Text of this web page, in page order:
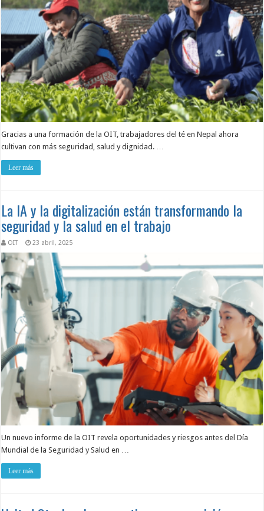
Gracias a una formación de la OIT, trabajadores del té en Nepal ahora
cultivan con más seguridad, salud y dignidad. …
Leer más
La IA y la digitalización están transformando la
seguridad y la salud en el trabajo
OIT 23 abril, 2025
Un nuevo informe de la OIT revela oportunidades y riesgos antes del Día
Mundial de la Seguridad y Salud en …
Leer más